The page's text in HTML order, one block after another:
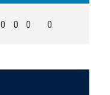
0 0 0 0